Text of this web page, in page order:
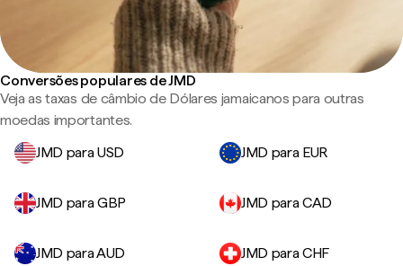
Conversões populares de JMD
Veja as taxas de câmbio de Dólares jamaicanos para outras
moedas importantes.
JMD para USD
JMD para EUR
JMD para GBP JMD para CAD
JMD para AUD JMD para CHF